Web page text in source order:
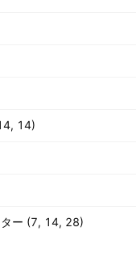
14)
ター (7, 14, 28)